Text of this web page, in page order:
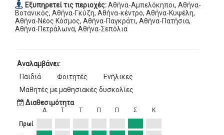
Εξυπηρετεί τις περιοχές:Αθήνα-Αμπελόκηποι, Αθήνα-
Βοτανικός, Αθήνα-Γκύζη, Αθήνα-κέντρο, Αθήνα-Κυψέλη,
Αθήνα-Νέος Κόσμος, Αθήνα-Παγκράτι, Αθήνα-Πατήσια,
Αθήνα-Πετράλωνα, Αθήνα-Σεπόλια
Αναλαμβάνει:
Παιδιά
Φοιτητές
Ενήλικες
Μαθητές με μαθησιακές δυσκολίες
Διαθεσιμότητα
Πρωί
Δ Τ Τ Π Π Σ Κ